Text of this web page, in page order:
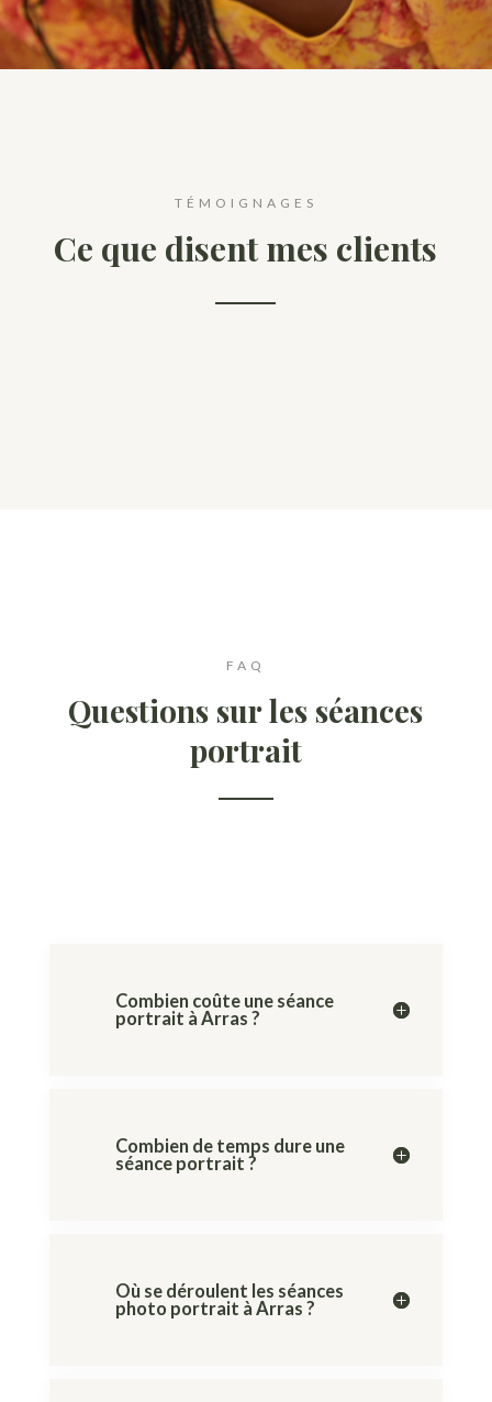
TÉMOIGNAGES
Ce que disent mes clients
FAQ
Questions sur les séances
portrait
Combien coûte une séance
portrait à Arras ?
Combien de temps dure une
séance portrait ?
Où se déroulent les séances
photo portrait à Arras ?